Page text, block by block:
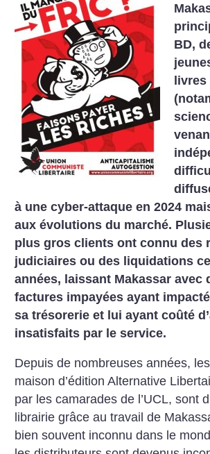
BD,
livres
à une cyber-attaque en 2024
aux évolutions du marché.
plus gros clients ont connu des
judiciaires ou des liquidations
années, laissant Makassar avec
factures impayées ayant
sa trésorerie et lui ayant coûté
insatisfaits par le service.
Depuis de nombreuses années,
maison d’édition Alternative
par les camarades de l’UCL, sont
librairie grâce au travail de
bien souvent inconnu dans le